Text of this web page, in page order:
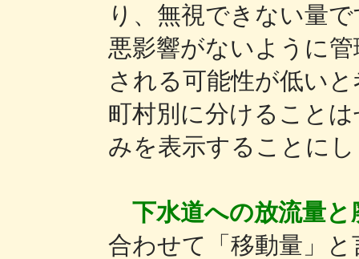
り、無視できない量
悪影響がないように
される可能性が低い
町村別に分けること
みを表示することに
下水道への放流量
合わせて「移動量」